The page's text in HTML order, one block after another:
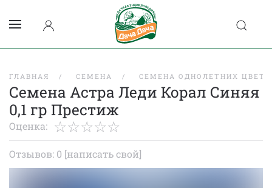
ГЛАВНАЯ СЕМЕНА СЕМЕНА ОДНОЛЕТНИХ
Семена Астра Леди Корал Синяя
0,1 гр Престиж
Оценка:
Отзывов: 0 [написать свой]